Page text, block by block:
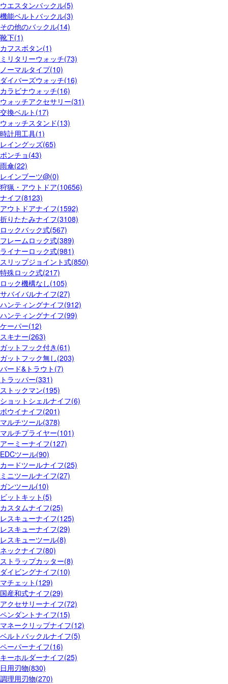
ウエスタンバックル(5)
機能ベルトバックル(3)
その他のバックル(14)
靴下(1)
カフスボタン(1)
ミリタリーウォッチ(73)
ノーマルタイプ(10)
ダイバーズウォッチ(16)
カラビナウォッチ(16)
ウォッチアクセサリー(31)
交換ベルト(17)
ウォッチスタンド(13)
時計用工具(1)
レイングッズ(65)
ポンチョ(43)
雨傘(22)
レインブーツ@(0)
狩猟・アウトドア(10656)
ナイフ(8123)
アウトドアナイフ(1592)
折りたたみナイフ(3108)
ロックバック式(567)
フレームロック式(389)
ライナーロック式(981)
スリップジョイント式(850)
特殊ロック式(217)
ロック機構なし(105)
サバイバルナイフ(27)
ハンティングナイフ(912)
ハンティングナイフ(99)
ケーパー(12)
スキナー(263)
ガットフック付き(61)
ガットフック無し(203)
バード&トラウト(7)
トラッパー(331)
ストックマン(195)
ショットシェルナイフ(6)
ボウイナイフ(201)
マルチツール(378)
マルチプライヤー(101)
アーミーナイフ(127)
EDCツール(90)
カードツールナイフ(25)
ミニツールナイフ(27)
ガンツール(10)
ビットキット(5)
カスタムナイフ(25)
レスキューナイフ(125)
レスキューナイフ(29)
レスキューツール(8)
ネックナイフ(80)
ストラップカッター(8)
ダイビングナイフ(10)
マチェット(129)
国産和式ナイフ(29)
アクセサリーナイフ(72)
ペンダントナイフ(15)
マネークリップナイフ(12)
ベルトバックルナイフ(5)
ペーパーナイフ(16)
キーホルダーナイフ(25)
日用刃物(830)
調理用刃物(270)